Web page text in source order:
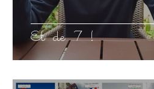
Et de 7 !